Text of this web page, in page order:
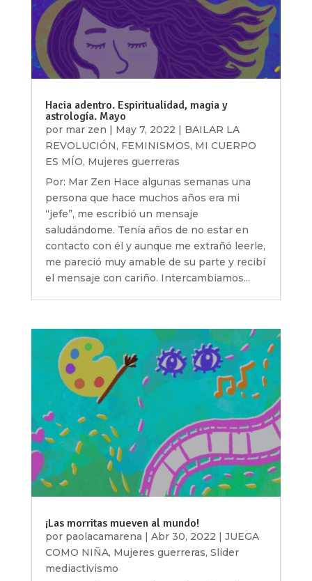
Hacia adentro. Espiritualidad, magia y
astrología. Mayo
por mar zen | May 7, 2022 | BAILAR LA
REVOLUCIÓN, FEMINISMOS, MI CUERPO
ES MÍO, Mujeres guerreras
Por: Mar Zen Hace algunas semanas una
persona que hace muchos años era mi
“jefe”, me escribió un mensaje
saludándome. Tenía años de no estar en
contacto con él y aunque me extrañó leerle,
me pareció muy amable de su parte y recibí
el mensaje con cariño. Intercambiamos...
¡Las morritas mueven al mundo!
por paolacamarena | Abr 30, 2022 | JUEGA
COMO NIÑA, Mujeres guerreras, Slider
mediactivismo